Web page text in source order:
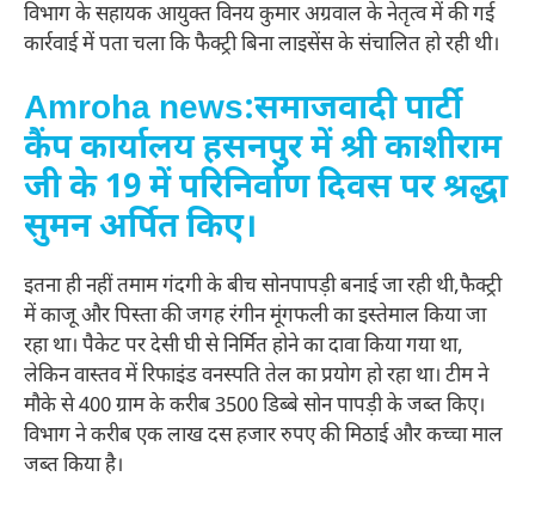
विभाग के सहायक आयुक्त विनय कुमार अग्रवाल के नेतृत्व में की गई
कार्रवाई में पता चला कि फैक्ट्री बिना लाइसेंस के संचालित हो रही थी।
Amroha news:समाजवादी पार्टी
कैंप कार्यालय हसनपुर में श्री काशीराम
जी के 19 में परिनिर्वाण दिवस पर श्रद्धा
सुमन अर्पित किए।
इतना ही नहीं तमाम गंदगी के बीच सोनपापड़ी बनाई जा रही थी,फैक्ट्री
में काजू और पिस्ता की जगह रंगीन मूंगफली का इस्तेमाल किया जा
रहा था। पैकेट पर देसी घी से निर्मित होने का दावा किया गया था,
लेकिन वास्तव में रिफाइंड वनस्पति तेल का प्रयोग हो रहा था। टीम ने
मौके से 400 ग्राम के करीब 3500 डिब्बे सोन पापड़ी के जब्त किए।
विभाग ने करीब एक लाख दस हजार रुपए की मिठाई और कच्चा माल
जब्त किया है।